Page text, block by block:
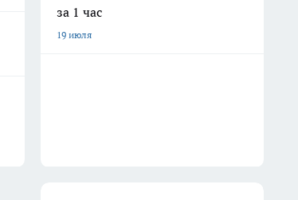
за 1 час
19 июля